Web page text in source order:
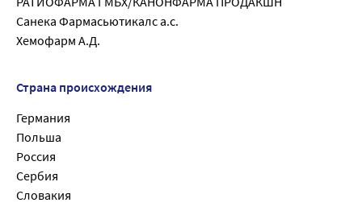
Санека Фармасьютикалс а.с.
Хемофарм А.Д.
Страна происхождения
Германия
Польша
Россия
Сербия
Словакия